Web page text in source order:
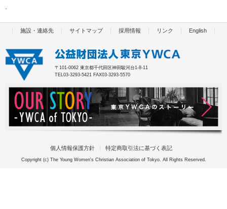
施設・連絡先 サイトマップ 採用情報 リンク English
〒101-0062 東京都千代田区神田駿河台1-8-11
TEL03-3293-5421 FAX03-3293-5570
個人情報保護方針 特定商取引法に基づく表記
Copyright (c) The Young Women's Christian Association of Tokyo. All Rights Reserved.